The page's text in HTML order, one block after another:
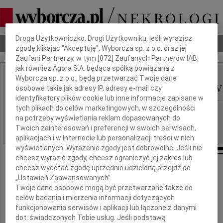
Nekrologi Odeszli Poradnik pogrzebowy
IMIĘ I NAZWISKO: Ewa Sękowska-
REGION: Warszawa
DATA EMISJI: 08.06.2026
Dnia 12 listopada 2025 roku odeszła
nasza ukochana Żona, Mama i Babcia
Dbamy o Twoją prywatność
Droga Użytkowniczko, Drogi Użytkowniku, jeśli wyrazisz
zgodę klikając "Akceptuję", Wyborcza sp. z o.o. oraz jej
Zaufani Partnerzy, w tym [872] Zaufanych Partnerów IAB,
jak również Agora S.A. będąca spółką powiązaną z
Wyborcza sp. z o.o., będą przetwarzać Twoje dane
osobowe takie jak adresy IP, adresy e-mail czy
identyfikatory plików cookie lub inne informacje zapisane w
tych plikach do celów marketingowych, w szczególności
na potrzeby wyświetlania reklam dopasowanych do
Twoich zainteresowań i preferencji w swoich serwisach,
aplikacjach i w Internecie lub personalizacji treści w nich
wyświetlanych. Wyrażenie zgody jest dobrowolne. Jeśli nie
chcesz wyrazić zgody, chcesz ograniczyć jej zakres lub
chcesz wycofać zgodę uprzednio udzieloną przejdź do
„Ustawień Zaawansowanych”.
Twoje dane osobowe mogą być przetwarzane także do
celów badania i mierzenia informacji dotyczących
funkcjonowania serwisów i aplikacji lub łączone z danymi
dot. świadczonych Tobie usług. Jeśli podstawą